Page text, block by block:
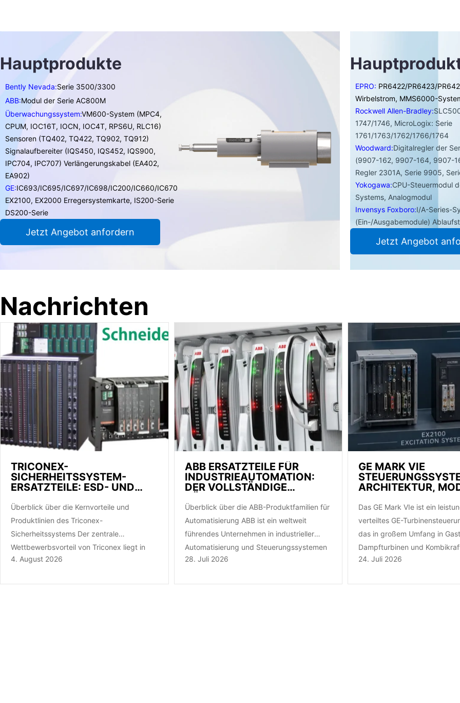
Hauptprodukte
Bently Nevada:Serie 3500/3300
ABB:Modul der Serie AC800M
Überwachungssystem:VM600-System (MPC4,
CPUM, IOC16T, IOCN, IOC4T, RPS6U, RLC16)
Sensoren (TQ402, TQ422, TQ902, TQ912)
Signalaufbereiter (IQS450, IQS452, IQS900,
IPC704, IPC707) Verlängerungskabel (EA402,
EA902)
GE:IC693/IC695/IC697/IC698/IC200/IC660/IC670
EX2100, EX2000 Erregersystemkarte, IS200-Serie
DS200-Serie
Jetzt Angebot anfordern
EPRO: PR6422/PR6423/
Wirbelstrom, MMS6000-
Rockwell Allen-Bradley:
1747/1746, MicroLogix: Serie
1761/1763/1762/1766/1764
Woodward:Digitalregler der
(9907-162, 9907-164, 9907-
Regler 2301A, Serie 9905,
Yokogawa:CPU-Steuermodul
Systems, Analogmodul
Invensys Foxboro:I/A-Series-
(Ein-/Ausgabemodule)
Jetzt Angebot
Nachrichten
TRICONEX-
SICHERHEITSSYSTEM-
ERSATZTEILE: ESD- UND
Überblick über die Kernvorteile und
Produktlinien des Triconex-
Sicherheitssystems Der zentrale
Wettbewerbsvorteil von Triconex liegt in
seiner branchenführenden Triple Modular
Gegensatz zu herkömmlichen…
4. August 2026
ABB ERSATZTEILE FÜR
INDUSTRIEAUTOMATION:
DER VOLLSTÄNDIGE
Überblick über die ABB-Produktfamilien für
Automatisierung ABB ist ein weltweit
führendes Unternehmen in industrieller
Automatisierung und Steuerungssystemen
und liefert robuste, langlebige Lösungen für
28. Juli 2026
GE MARK VIE
ARCHITEKTUR,
Das GE Mark VIe ist ein
verteiltes GE-
das in großem Umfang in
Dampfturbinen und
eingesetzt wird…
24. Juli 2026